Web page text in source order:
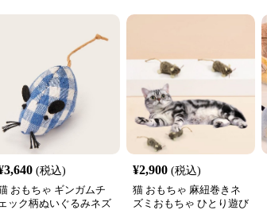
3,640 (税込)
おもちゃ ギンガムチ
ェック柄ぬいぐるみネズ
¥2,900 (税込)
猫 おもちゃ 麻紐巻きネ
ズミおもちゃ ひとり遊び